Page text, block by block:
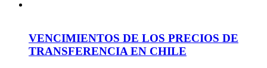
VENCIMIENTOS DE LOS PRECIOS DE
TRANSFERENCIA EN CHILE